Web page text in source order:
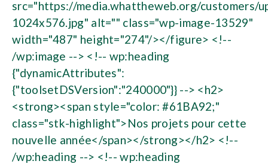
src="https://media.whattheweb.org/
1024x576.jpg" alt="" class="wp-image-13529"
width="487" height="274"/></figure> <!--
/wp:image --> <!-- wp:heading
{"dynamicAttributes":
{"toolsetDSVersion":"240000"}} --> <h2>
<strong><span style="color: #61BA92;"
class="stk-highlight">Nos projets pour cette
nouvelle année</span></strong></h2> <!--
/wp:heading --> <!-- wp:heading